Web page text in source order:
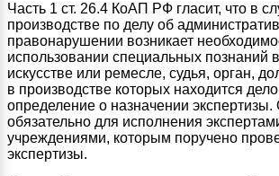
Часть 1 ст. 26.4 КоАП РФ гласит, что в
производстве по делу об
правонарушении возникает
использовании специальных познаний
искусстве или ремесле, судья, орган,
в производстве которых находится
определение о назначении
обязательно для исполнения
учреждениями, которым поручено
экспертизы.